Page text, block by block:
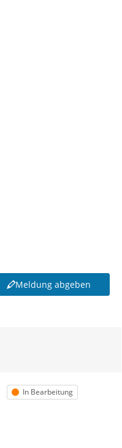
Meldung abgeben
Status
In Bearbeitung